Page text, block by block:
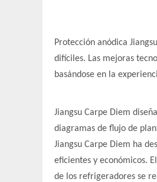
Protección anódica
difíciles. Las mejoras
basándose en la
Jiangsu Carpe Diem
diagramas de flujo de
Jiangsu Carpe Diem ha
eficientes y económicos.
de los refrigeradores se